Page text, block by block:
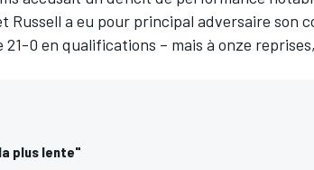
a eu pour principal adversaire son
0 en qualifications – mais à onze
plus lente"